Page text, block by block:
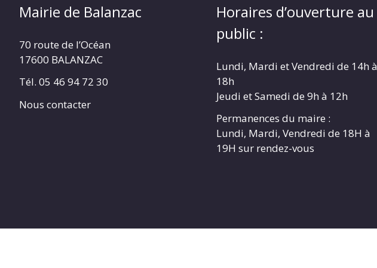
Mairie de Balanzac
70 route de l’Océan
17600 BALANZAC
Tél. 05 46 94 72 30
Nous contacter
Horaires d’ouverture au
public :
Lundi, Mardi et Vendredi de 14h à
18h
Jeudi et Samedi de 9h à 12h
Permanences du maire :
Lundi, Mardi, Vendredi de 18H à
19H sur rendez-vous